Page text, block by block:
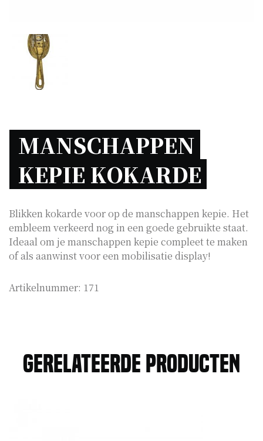
MANSCHAPPEN
KEPIE KOKARDE
Blikken kokarde voor op de manschappen kepie. Het
embleem verkeerd nog in een goede gebruikte staat.
Ideaal om je manschappen kepie compleet te maken
of als aanwinst voor een mobilisatie display!
Artikelnummer: 171
Gerelateerde producten